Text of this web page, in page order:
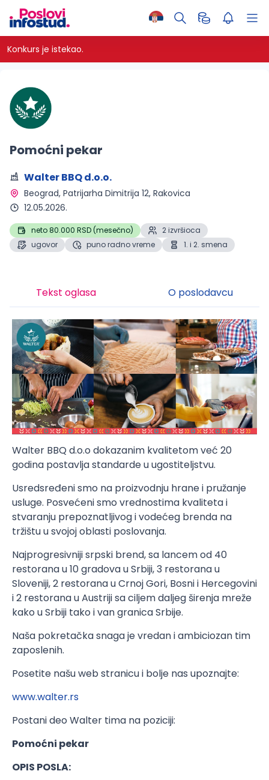
Konkurs je istekao.
Pomoćni pekar
Walter BBQ d.o.o.
Beograd, Patrijarha Dimitrija 12, Rakovica
12.05.2026.
neto 80.000 RSD (mesečno)
2 izvršioca
ugovor
puno radno vreme 1. i 2. smena
Tekst oglasa O poslodavcu
Walter BBQ d.o.o dokazanim kvalitetom već 20
godina postavlja standarde u ugostiteljstvu.
Usredsređeni smo na proizvodnju hrane i pružanje
usluge. Posvećeni smo vrednostima kvaliteta i
stvaranju prepoznatljivog i vodećeg brenda na
tržištu u svojoj oblasti poslovanja.
Najprogresivniji srpski brend, sa lancem od 40
restorana u 10 gradova u Srbiji, 3 restorana u
Sloveniji, 2 restorana u Crnoj Gori, Bosni i Hercegovini
i 2 restorana u Austriji sa ciljem daljeg širenja mreže
kako u Srbiji tako i van granica Srbije.
Naša pokretačka snaga je vredan i ambiciozan tim
zaposlenih.
Posetite našu web stranicu i bolje nas upoznajte:
www.walter.rs
Postani deo Walter tima na poziciji:
Pomoćni pekar
OPIS POSLA: